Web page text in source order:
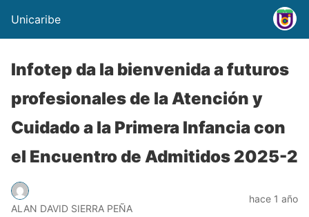
Unicaribe
Infotep da la bienvenida a futuros
profesionales de la Atención y
Cuidado a la Primera Infancia con
el Encuentro de Admitidos 2025-2
ALAN DAVID SIERRA PEÑA
hace 1 año